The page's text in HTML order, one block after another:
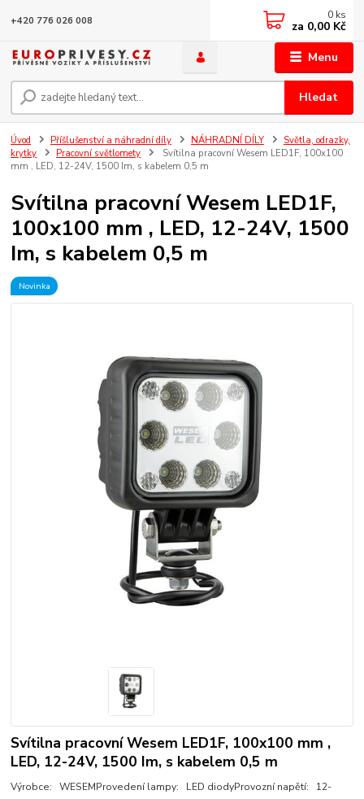
Menu
Hledat
+420 776 026 008 0 ks
za 0,00 Kč
Úvod Příšlušenství a náhradní díly NÁHRADNÍ DÍLY
Světla, odrazky,
krytky
Pracovní světlomety
Svítilna pracovní Wesem LED1F, 100x100
mm , LED, 12-24V, 1500 Im, s kabelem 0,5 m
Svítilna pracovní Wesem LED1F,
100x100 mm , LED, 12-24V, 1500
Im, s kabelem 0,5 m
Novinka
Svítilna pracovní Wesem LED1F, 100x100 mm ,
LED, 12-24V, 1500 Im, s kabelem 0,5 m
Výrobce: WESEMProvedení lampy: LED diodyProvozní napětí: 12-